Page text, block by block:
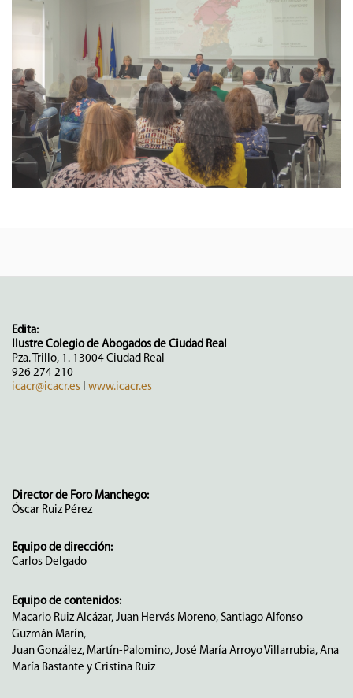
Edita:
Ilustre Colegio de Abogados de Ciudad Real
Pza. Trillo, 1. 13004 Ciudad Real
926 274 210
icacr@icacr.es
www.icacr.es
Director de Foro Manchego:
Óscar Ruiz Pérez
Equipo de dirección:
Carlos Delgado
Equipo de contenidos:
Macario Ruiz Alcázar, Juan Hervás Moreno, Santiago Alfonso
Guzmán Marín,
Juan González, Martín-Palomino, José María Arroyo Villarrubia, Ana
María Bastante y Cristina Ruiz